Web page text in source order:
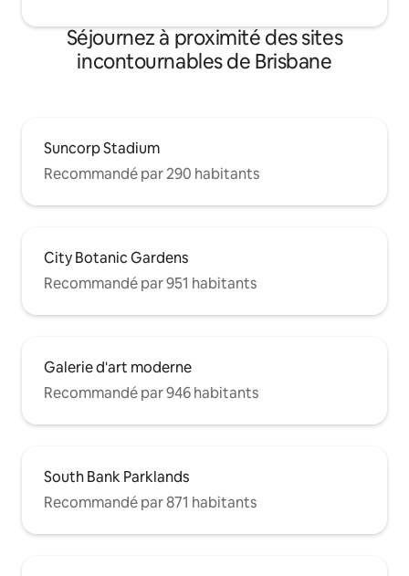
Séjournez à proximité des sites
incontournables de Brisbane
Suncorp Stadium
Recommandé par 290 habitants
City Botanic Gardens
Recommandé par 951 habitants
Galerie d'art moderne
Recommandé par 946 habitants
South Bank Parklands
Recommandé par 871 habitants